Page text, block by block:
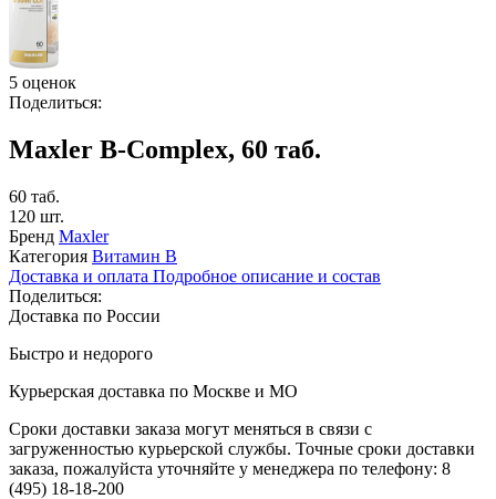
5 оценок
Поделиться:
Maxler B-Complex, 60 таб.
60 таб.
120 шт.
Бренд Maxler
Категория Витамин B
Доставка и оплата Подробное описание и состав
Поделиться:
Доставка по России
Быстро и недорого
Курьерская доставка по Москве и МО
Сроки доставки заказа могут меняться в связи с
загруженностью курьерской службы. Точные сроки доставки
заказа, пожалуйста уточняйте у менеджера по телефону: 8
(495) 18-18-200